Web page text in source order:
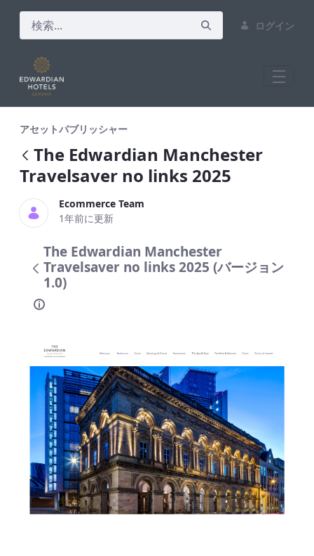
ログイン
アセットパブリッシャー
The Edwardian Manchester
Travelsaver no links 2025
Ecommerce Team
1年前に更新
The Edwardian Manchester
Travelsaver no links 2025 (バージョン
1.0)